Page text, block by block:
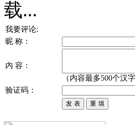
我要评论:
昵 称：
内 容：
（内容最多500个汉
验证码：